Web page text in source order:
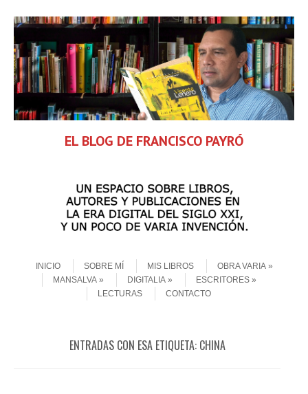
EL BLOG DE FRANCISCO PAYRÓ
MenuINICIO
SOBRE MÍ MIS LIBROS
OBRA VARIA
MANSALVA
DIGITALIA
ESCRITORES
LECTURAS
CONTACTO
ENTRADAS CON ESA ETIQUETA: CHINA